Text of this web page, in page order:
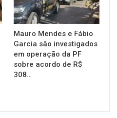
Mauro Mendes e Fábio
Garcia são investigados
em operação da PF
sobre acordo de R$
308…